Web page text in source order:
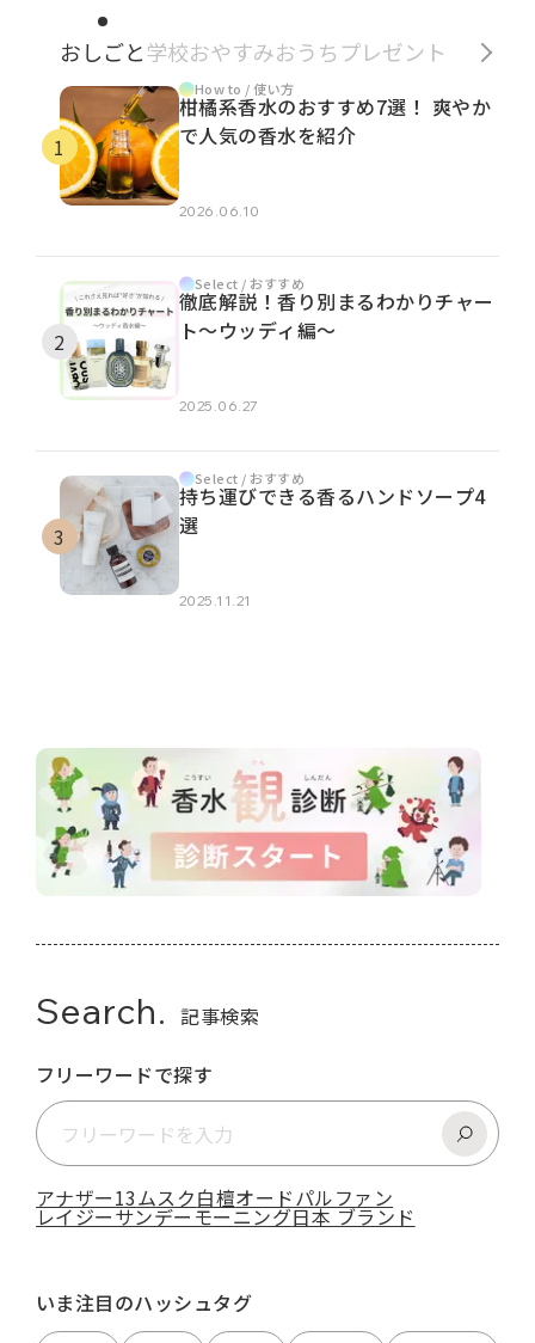
おしごと学校おやすみおうち プレゼント
How to / 使い方
柑橘系香水のおすすめ7選！ 爽やか
で人気の香水を紹介
2026.06.10
Select / おすすめ
徹底解説！香り別まるわかりチャー
ト～ウッディ編～
2025.06.27
Select / おすすめ
持ち運びできる香るハンドソープ4
選
2025.11.21
Search. 記事検索
フリーワードで探す
アナザー13ムスク白檀オードパルファン
レイジーサンデーモーニング日本 ブランド
いま注目のハッシュタグ